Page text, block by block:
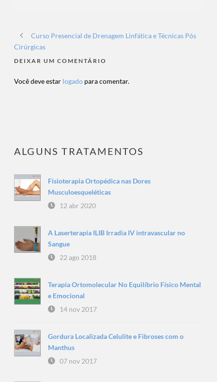
Curso Presencial de Drenagem Linfática e Técnicas Pós
Cirúrgicas
DEIXAR UM COMENTÁRIO
Você deve estar logado para comentar.
ALGUNS TRATAMENTOS
Fisioterapia Ortopédica nas Dores
Musculoesqueléticas
12 abr 2020
A Laserterapia ILIB Irradia IV intravascular no
Sangue
22 ago 2018
Terapia Ortomolecular No Equilíbrio Físico Mental
e Emocional
14 nov 2017
Gordura Localizada Celulite e Fibroses com o
Manthus
07 nov 2017